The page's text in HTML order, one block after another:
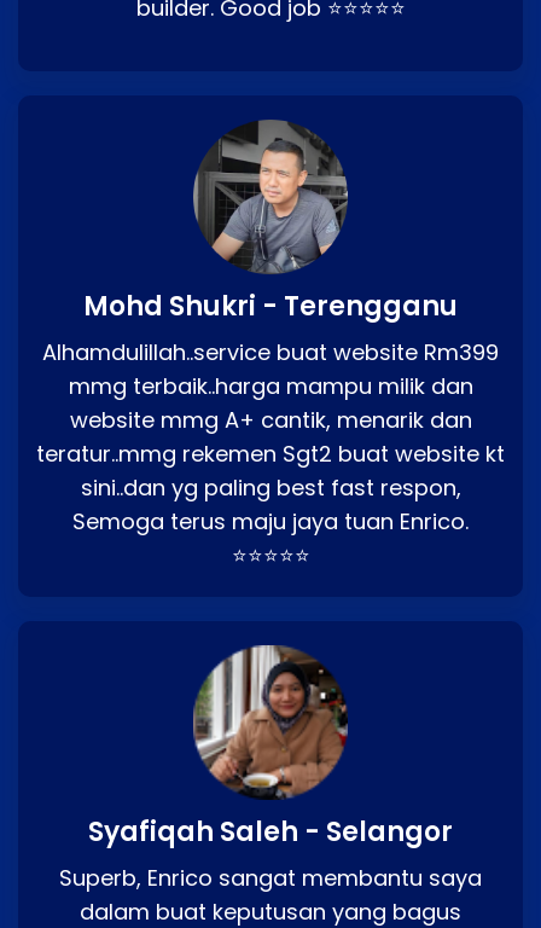
builder. Good job ⭐⭐⭐⭐⭐
Mohd Shukri - Terengganu
Alhamdulillah..service buat website Rm399
mmg terbaik..harga mampu milik dan
website mmg A+ cantik, menarik dan
teratur..mmg rekemen Sgt2 buat website kt
sini..dan yg paling best fast respon,
Semoga terus maju jaya tuan Enrico.
⭐⭐⭐⭐⭐
Syafiqah Saleh - Selangor
Superb, Enrico sangat membantu saya
dalam buat keputusan yang bagus